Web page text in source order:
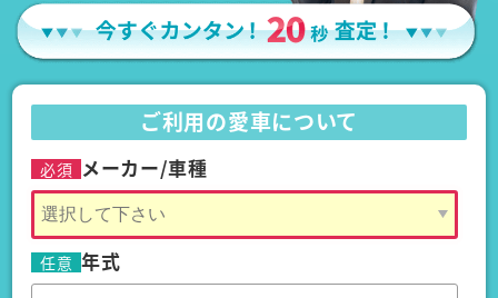
ご利用の愛車について
必須 メーカー/車種
任意 年式